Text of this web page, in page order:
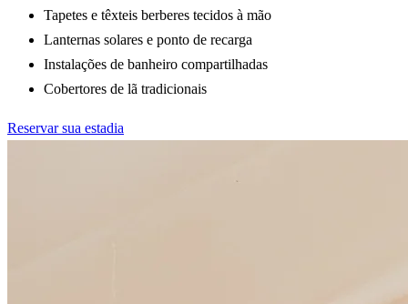
Tapetes e têxteis berberes tecidos à mão
Lanternas solares e ponto de recarga
Instalações de banheiro compartilhadas
Cobertores de lã tradicionais
Reservar sua estadia